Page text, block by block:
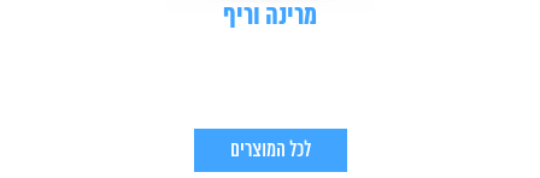
מרינה וריף
לכל המוצרים